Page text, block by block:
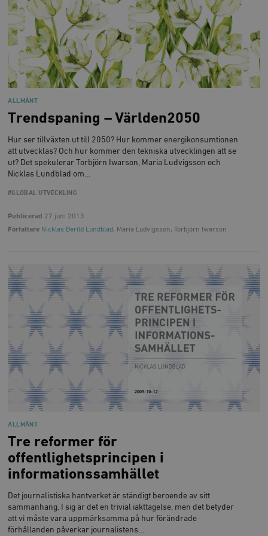
ALLMÄNT
Trendspaning – Världen2050
Hur ser tillväxten ut till 2050? Hur kommer energikonsumtionen
att utvecklas? Och hur kommer den tekniska utvecklingen att se
ut? Det spekulerar Torbjörn Iwarson, Maria Ludvigsson och
Nicklas Lundblad om…
#GLOBAL UTVECKLING
Publicerad 27 juni 2013
Författare Nicklas Berild Lundblad, Maria Ludvigsson, Torbjörn Iwarson
ALLMÄNT
Tre reformer för
offentlighetsprincipen i
informationssamhället
Det journalistiska hantverket är ständigt beroende av sitt
sammanhang. I sig är det en trivial iakttagelse, men det betyder
att vi måste vara uppmärksamma på hur förändrade
förhållanden påverkar journalistens…
och kontohantering. Webbplatsen kan inte användas
ordentligt utan strikt nödvändiga cookies.
Namn
Leverantör
/ Domän
woocommerce_cart_hash
Automattic
Inc.
timbro.se
_hjFirstSeen
wp_woocommerce_session_[abcdef0123456789]
{32}
timbro.se
__cf_bm
Cloudflare
_hjAbsoluteSessionInProgress